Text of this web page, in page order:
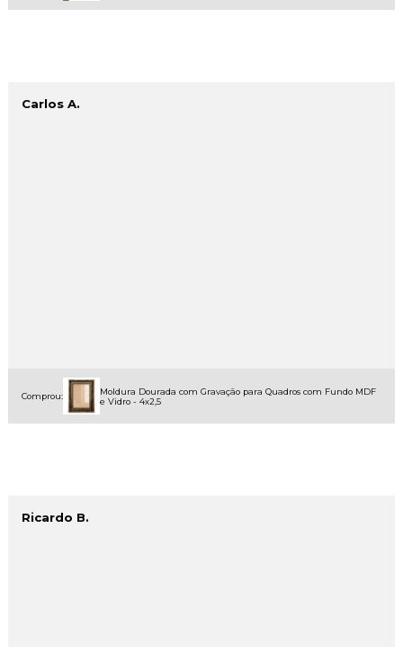
Carlos A.
Comprou:
Moldura Dourada com Gravação para Quadros com Fundo MDF
e Vidro - 4x2,5
Ricardo B.